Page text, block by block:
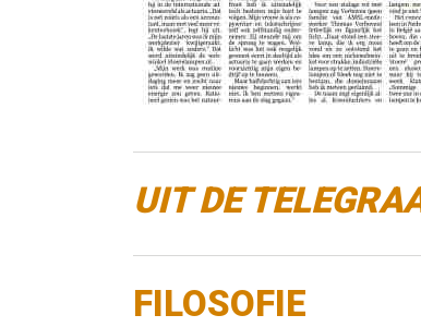
UIT DE
FILOSOFIE